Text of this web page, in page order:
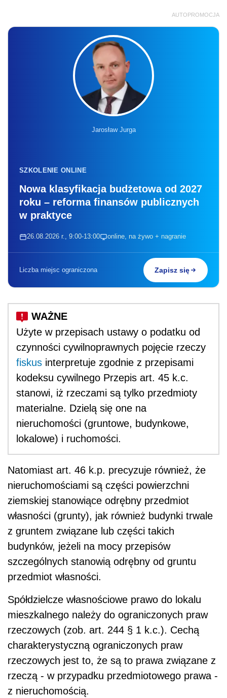
AUTOPROMOCJA
Jarosław Jurga
SZKOLENIE ONLINE
Nowa klasyfikacja budżetowa od 2027
roku – reforma finansów publicznych
w praktyce
26.08.2026 r., 9:00-13:00 online, na żywo + nagranie
Liczba miejsc ograniczona Zapisz się
Użyte w przepisach ustawy o podatku od
czynności cywilnoprawnych pojęcie rzeczy
fiskus interpretuje zgodnie z przepisami
kodeksu cywilnego Przepis art. 45 k.c.
stanowi, iż rzeczami są tylko przedmioty
materialne. Dzielą się one na
nieruchomości (gruntowe, budynkowe,
lokalowe) i ruchomości.
Natomiast art. 46 k.p. precyzuje również, że
nieruchomościami są części powierzchni
ziemskiej stanowiące odrębny przedmiot
własności (grunty), jak również budynki trwale
z gruntem związane lub części takich
budynków, jeżeli na mocy przepisów
szczególnych stanowią odrębny od gruntu
przedmiot własności.
Spółdzielcze własnościowe prawo do lokalu
mieszkalnego należy do ograniczonych praw
rzeczowych (zob. art. 244 § 1 k.c.). Cechą
charakterystyczną ograniczonych praw
rzeczowych jest to, że są to prawa związane z
rzeczą - w przypadku przedmiotowego prawa -
z nieruchomością.